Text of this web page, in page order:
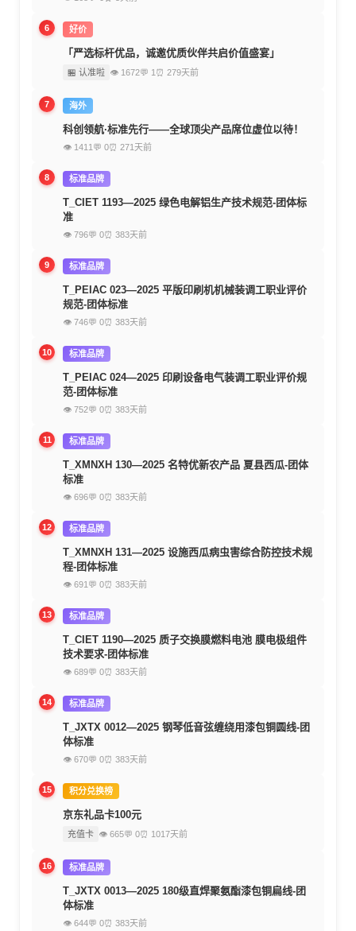
6 好价
「严选标杆优品，诚邀优质伙伴共启价值盛宴」
🏪 认准啦 👁 1672💬 1 ⏰ 279天前
7 海外
科创领航·标准先行——全球顶尖产品席位虚位以待！
👁 1411 💬 0⏰ 271天前
8 标准品牌
T_CIET 1193—2025 绿色电解铝生产技术规范-团体标
准
👁 796💬 0⏰ 383天前
9 标准品牌
T_PEIAC 023—2025 平版印刷机机械装调工职业评价
规范-团体标准
👁 746💬 0⏰ 383天前
10 标准品牌
T_PEIAC 024—2025 印刷设备电气装调工职业评价规
范-团体标准
👁 752💬 0⏰ 383天前
11 标准品牌
T_XMNXH 130—2025 名特优新农产品 夏县西瓜-团体
标准
👁 696💬 0⏰ 383天前
12 标准品牌
T_XMNXH 131—2025 设施西瓜病虫害综合防控技术规
程-团体标准
👁 691 💬 0⏰ 383天前
13 标准品牌
T_CIET 1190—2025 质子交换膜燃料电池 膜电极组件
技术要求-团体标准
👁 689💬 0⏰ 383天前
14 标准品牌
T_JXTX 0012—2025 钢琴低音弦缠绕用漆包铜圆线-团
体标准
👁 670💬 0⏰ 383天前
15 积分兑换榜
京东礼品卡100元
充值卡 👁 665💬 0⏰ 1017天前
16 标准品牌
T_JXTX 0013—2025 180级直焊聚氨酯漆包铜扁线-团
体标准
👁 644💬 0⏰ 383天前